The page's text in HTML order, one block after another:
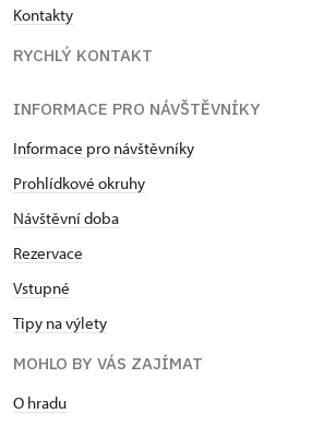
Kontakty
RYCHLÝ KONTAKT
INFORMACE PRO NÁVŠTĚVNÍKY
Informace pro návštěvníky
Prohlídkové okruhy
Návštěvní doba
Rezervace
Vstupné
Tipy na výlety
MOHLO BY VÁS ZAJÍMAT
O hradu